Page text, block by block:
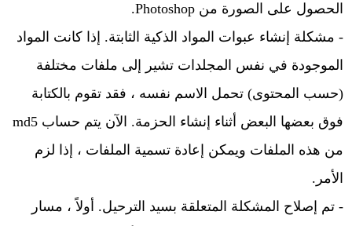
الحصول على الصورة من Photoshop.
- مشكلة إنشاء عبوات المواد الذكية الثابتة. إذا كانت المواد
الموجودة في نفس المجلدات تشير إلى ملفات مختلفة
(حسب المحتوى) تحمل الاسم نفسه ، فقد تقوم بالكتابة
فوق بعضها البعض أثناء إنشاء الحزمة. الآن يتم حساب md5
من هذه الملفات ويمكن إعادة تسمية الملفات ، إذا لزم
الأمر.
- تم إصلاح المشكلة المتعلقة بسيد الترحيل. أولاً ، مسار